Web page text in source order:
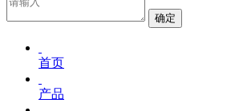
确定
首页
产品